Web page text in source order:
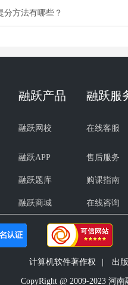
分方法有哪些？
资料
融跃产品 融跃服
融跃网校 在线客服
融跃APP 售后服务
融跃题库 购课指南
融跃商城 在线咨询
计算机软件著作权 出
CopyRight @ 2009-2023 河